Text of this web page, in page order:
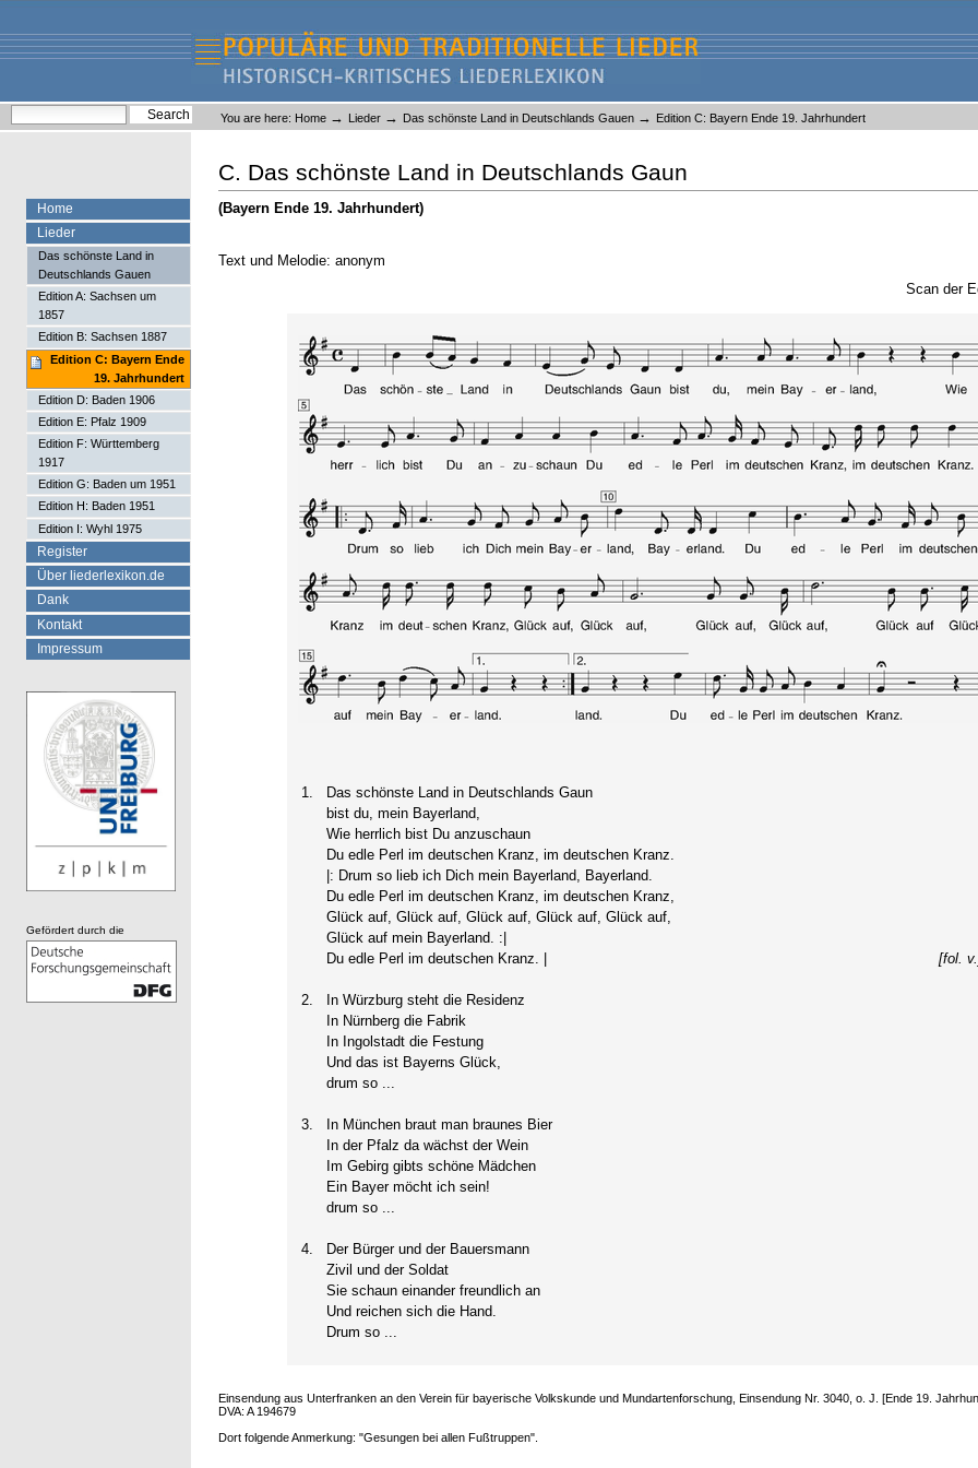
content.
navigation
Liederlexikon
Personal
tools
You are here: Home → Lieder → Das schönste Land in Deutschlands Gauen → Edition C: Bayern Ende 19. Jahrhundert
C. Das schönste Land in Deutschlands Gaun
(Bayern Ende 19. Jahrhundert)
Text und Melodie: anonym
Scan der
1.
Das schönste Land in Deutschlands Gaun
bist du, mein Bayerland,
Wie herrlich bist Du anzuschaun
Du edle Perl im deutschen Kranz, im deutschen Kranz.
|: Drum so lieb ich Dich mein Bayerland, Bayerland.
Du edle Perl im deutschen Kranz, im deutschen Kranz,
Glück auf, Glück auf, Glück auf, Glück auf, Glück auf,
Glück auf mein Bayerland. :|
Du edle Perl im deutschen Kranz. |
[fol.
2.
In Würzburg steht die Residenz
In Nürnberg die Fabrik
In Ingolstadt die Festung
Und das ist Bayerns Glück,
drum so ...
3.
In München braut man braunes Bier
In der Pfalz da wächst der Wein
Im Gebirg gibts schöne Mädchen
Ein Bayer möcht ich sein!
drum so ...
4.
Der Bürger und der Bauersmann
Zivil und der Soldat
Sie schaun einander freundlich an
Und reichen sich die Hand.
Drum so ...
Einsendung aus Unterfranken an den Verein für bayerische Volkskunde und Mundartenforschung, Einsendung Nr. 3040, o. J. [Ende 19.
DVA: A 194679
Dort folgende Anmerkung: "Gesungen bei allen Fußtruppen".
Home
Lieder
Das schönste Land in
Deutschlands Gauen
Edition A: Sachsen um
1857
Edition B: Sachsen 1887
Edition C: Bayern Ende
19. Jahrhundert
Edition D: Baden 1906
Edition E: Pfalz 1909
Edition F: Württemberg
1917
Edition G: Baden um 1951
Edition H: Baden 1951
Edition I: Wyhl 1975
Register
Über liederlexikon.de
Dank
Kontakt
Impressum
Gefördert durch die